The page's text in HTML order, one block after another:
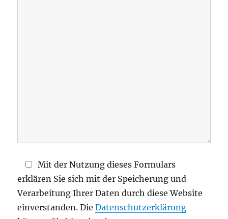
l
e
e
r
Mit der Nutzung dieses Formulars
erklären Sie sich mit der Speicherung und
Verarbeitung Ihrer Daten durch diese Website
einverstanden. DieDatenschutzerklärung